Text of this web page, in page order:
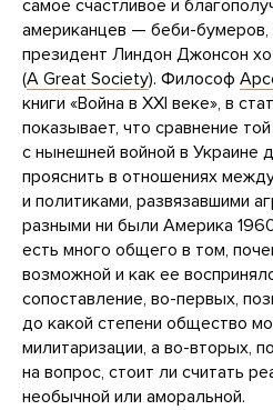
самое счастливое и
американцев — беби-
президент Линдон Джонсон
(A Great Society). Философ
книги «Война в XXI веке», в
показывает, что сравнение
с нынешней войной в Украине
прояснить в отношениях
и политиками, развязавшими
разными ни были Америка
есть много общего в том,
возможной и как ее
сопоставление, во-первых,
до какой степени общество
милитаризации, а во-вторых,
на вопрос, стоит ли считать
необычной или аморальной.